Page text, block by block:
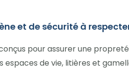
et de sécurité à
pour assurer une
espaces de vie, litières et